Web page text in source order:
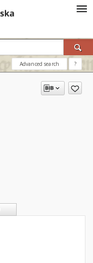
Advanced search ?